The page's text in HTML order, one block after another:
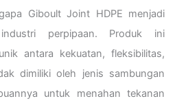
Giboult Joint HDPE menjadi
perpipaan. Produk ini
antara kekuatan, fleksibilitas,
dimiliki oleh jenis sambungan
untuk menahan tekanan